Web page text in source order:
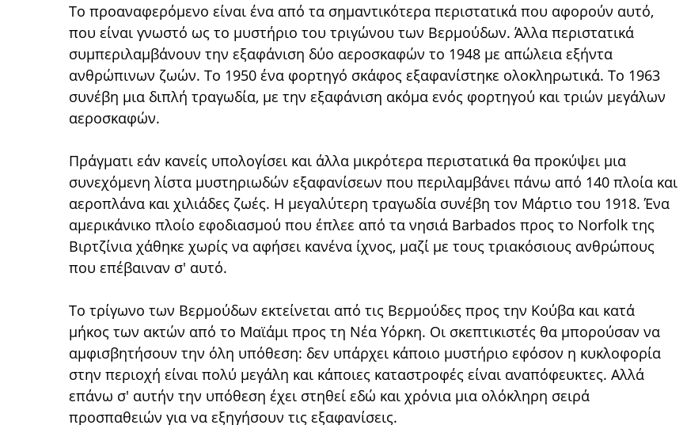
Το προαναφερόμενο είναι ένα από τα σημαντικότερα περιστατικά που αφορούν αυτό,
που είναι γνωστό ως το μυστήριο του τριγώνου των Βερμούδων. Άλλα περιστατικά
συμπεριλαμβάνουν την εξαφάνιση δύο αεροσκαφών το 1948 με απώλεια εξήντα
ανθρώπινων ζωών. Το 1950 ένα φορτηγό σκάφος εξαφανίστηκε ολοκληρωτικά. Το 1963
συνέβη μια διπλή τραγωδία, με την εξαφάνιση ακόμα ενός φορτηγού και τριών μεγάλων
αεροσκαφών.
Πράγματι εάν κανείς υπολογίσει και άλλα μικρότερα περιστατικά θα προκύψει μια
συνεχόμενη λίστα μυστηριωδών εξαφανίσεων που περιλαμβάνει πάνω από 140 πλοία και
αεροπλάνα και χιλιάδες ζωές. Η μεγαλύτερη τραγωδία συνέβη τον Μάρτιο του 1918. Ένα
αμερικάνικο πλοίο εφοδιασμού που έπλεε από τα νησιά Barbados προς το Norfolk της
Βιρτζίνια χάθηκε χωρίς να αφήσει κανένα ίχνος, μαζί με τους τριακόσιους ανθρώπους
που επέβαιναν σ' αυτό.
Το τρίγωνο των Βερμούδων εκτείνεται από τις Βερμούδες προς την Κούβα και κατά
μήκος των ακτών από το Μαϊάμι προς τη Νέα Υόρκη. Οι σκεπτικιστές θα μπορούσαν να
αμφισβητήσουν την όλη υπόθεση: δεν υπάρχει κάποιο μυστήριο εφόσον η κυκλοφορία
στην περιοχή είναι πολύ μεγάλη και κάποιες καταστροφές είναι αναπόφευκτες. Αλλά
επάνω σ' αυτήν την υπόθεση έχει στηθεί εδώ και χρόνια μια ολόκληρη σειρά
προσπαθειών για να εξηγήσουν τις εξαφανίσεις.